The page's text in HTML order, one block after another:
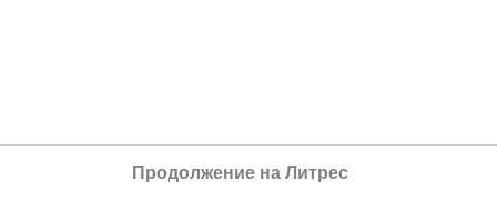
Продолжение на Литрес